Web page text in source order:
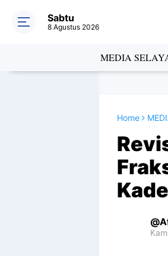
Sabtu
8 Agustus 2026
MEDIA
Home